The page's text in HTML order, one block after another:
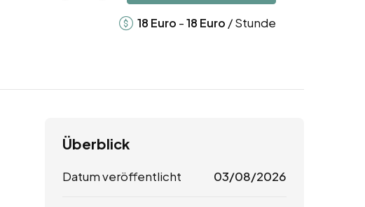
18 Euro -18 Euro / Stunde
Überblick
Datum veröffentlicht 03/08/2026